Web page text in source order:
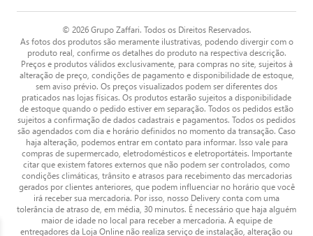
© 2026 Grupo Zaffari. Todos os Direitos Reservados.
As fotos dos produtos são meramente ilustrativas, podendo divergir com o
produto real, confirme os detalhes do produto na respectiva descrição.
Preços e produtos válidos exclusivamente, para compras no site, sujeitos à
alteração de preço, condições de pagamento e disponibilidade de estoque,
sem aviso prévio. Os preços visualizados podem ser diferentes dos
praticados nas lojas físicas. Os produtos estarão sujeitos a disponibilidade
de estoque quando o pedido estiver em separação. Todos os pedidos estão
sujeitos a confirmação de dados cadastrais e pagamentos. Todos os pedidos
são agendados com dia e horário definidos no momento da transação. Caso
haja alteração, podemos entrar em contato para informar. Isso vale para
compras de supermercado, eletrodomésticos e eletroportáteis. Importante
citar que existem fatores externos que não podem ser controlados, como
condições climáticas, trânsito e atrasos para recebimento das mercadorias
gerados por clientes anteriores, que podem influenciar no horário que você
irá receber sua mercadoria. Por isso, nosso Delivery conta com uma
tolerância de atraso de, em média, 30 minutos. É necessário que haja alguém
maior de idade no local para receber a mercadoria. A equipe de
entregadores da Loja Online não realiza serviço de instalação, alteração ou